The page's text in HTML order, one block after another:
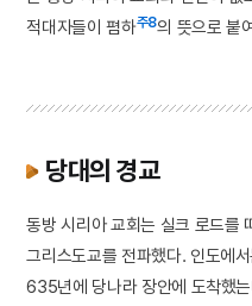
적대자들이 폄하주8의 뜻으로 붙
당대의 경교
동방 시리아 교회는 실크 로드를
그리스도교를 전파했다. 인도에
635년에 당나라 장안에 도착했